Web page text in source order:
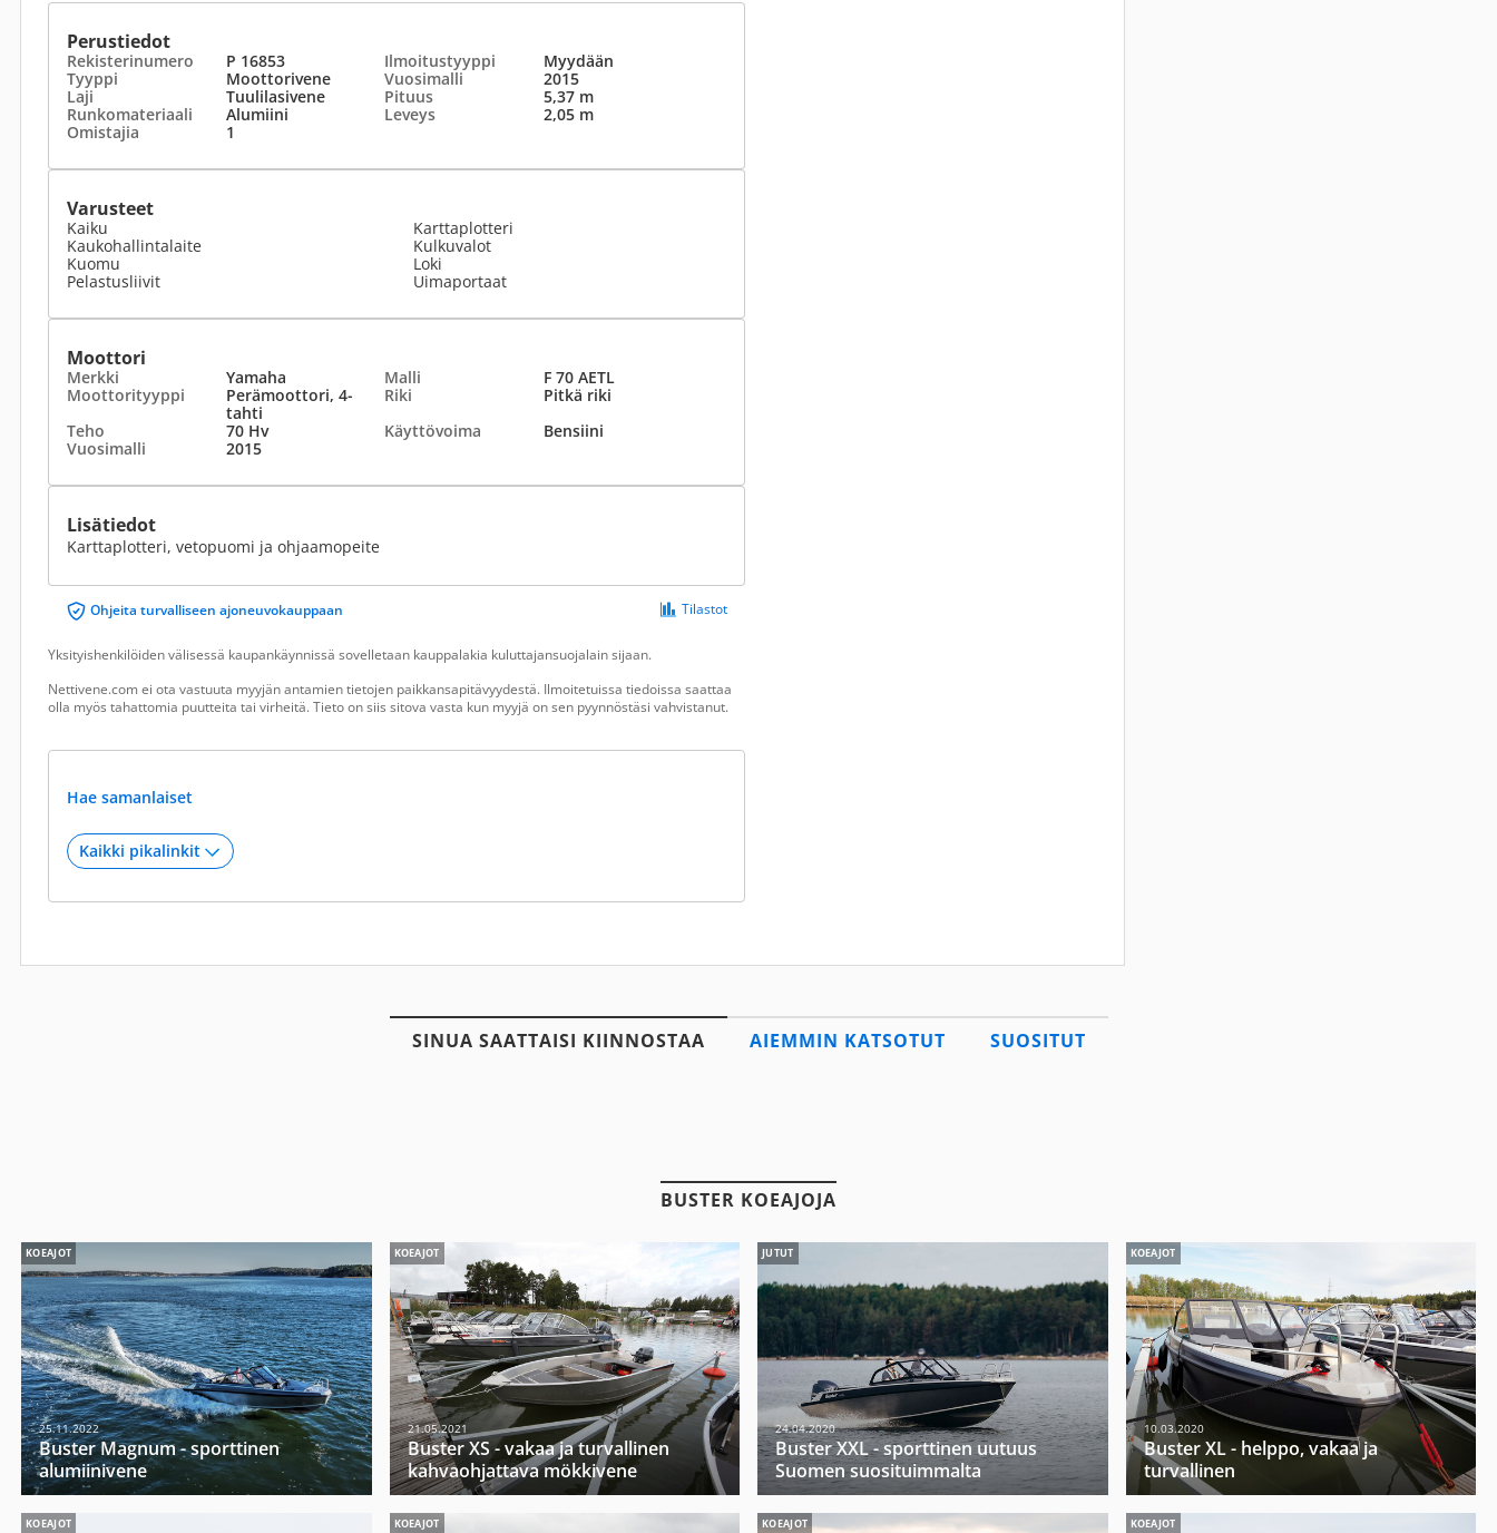
Perustiedot
Rekisterinumero P 16853 Ilmoitustyyppi
Myydään
Tyyppi
Moottorivene Vuosimalli
2015
Laji
Tuulilasivene Pituus
5,37 m
Runkomateriaali
Alumiini Leveys
2,05 m
Omistajia
1
Varusteet
Kaiku
Kaukohallintalaite
Kuomu
Pelastusliivit
Karttaplotteri
Kulkuvalot
Loki
Uimaportaat
Moottori
Merkki Yamaha Malli
F 70 AETL
Moottorityyppi
Perämoottori, 4-
tahti
Riki
Pitkä riki
Teho
70 Hv Käyttövoima
Bensiini
Vuosimalli
2015
Lisätiedot
Karttaplotteri, vetopuomi ja ohjaamopeite
Ohjeita turvalliseen ajoneuvokauppaan Tilastot
Yksityishenkilöiden välisessä kaupankäynnissä sovelletaan kauppalakia kuluttajansuojalain sijaan.
Nettivene.com ei ota vastuuta myyjän antamien tietojen paikkansapitävyydestä. Ilmoitetuissa tiedoissa saattaa
olla myös tahattomia puutteita tai virheitä. Tieto on siis sitova vasta kun myyjä on sen pyynnöstäsi vahvistanut.
Hae samanlaiset
SINUA SAATTAISI KIINNOSTAA AIEMMIN KATSOTUT SUOSITUT
BUSTER KOEAJOJA
KOEAJOT
25.11.2022
Buster Magnum - sporttinen
alumiinivene
KOEAJOT
21.05.2021
Buster XS - vakaa ja turvallinen
kahvaohjattava mökkivene
JUTUT
24.04.2020
Buster XXL - sporttinen uutuus
Suomen suosituimmalta
KOEAJOT
10.03.2020
Buster XL - helppo, vakaa ja
turvallinen
KOEAJOT KOEAJOT KOEAJOT KOEAJOT